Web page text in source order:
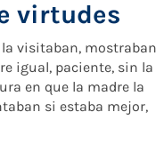
virtudes
visitaban, mostraban
igual, paciente, sin la
en que la madre la
si estaba mejor,